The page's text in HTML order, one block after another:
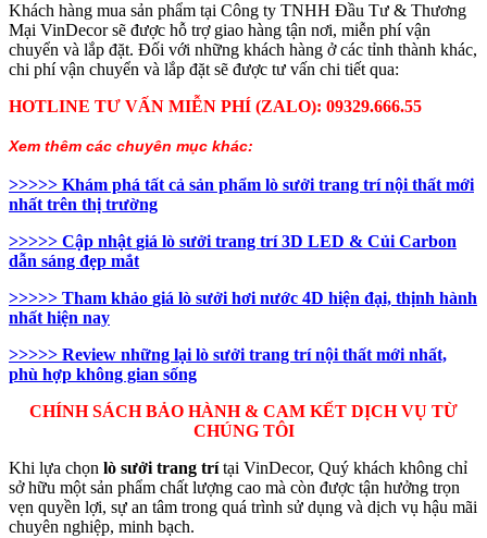
Khách hàng mua sản phẩm tại Công ty TNHH Đầu Tư & Thương
Mại VinDecor sẽ được hỗ trợ giao hàng tận nơi, miễn phí vận
chuyển và lắp đặt. Đối với những khách hàng ở các tỉnh thành khác,
chi phí vận chuyển và lắp đặt sẽ được tư vấn chi tiết qua:
HOTLINE TƯ VẤN MIỄN PHÍ (ZALO): 09329.666.55
Xem thêm các chuyên mục khác:
>>>>> Khám phá tất cả sản phẩm lò sưởi trang trí nội thất mới
nhất trên thị trường
>>>>> Cập nhật giá lò sưởi trang trí 3D LED & Củi Carbon
dẫn sáng đẹp mắt
>>>>> Tham khảo giá lò sưởi hơi nước 4D hiện đại, thịnh hành
nhất hiện nay
>>>>> Review những lại lò sưởi trang trí nội thất mới nhất,
phù hợp không gian sống
CHÍNH SÁCH BẢO HÀNH & CAM KẾT DỊCH VỤ TỪ
CHÚNG TÔI
Khi lựa chọn lò sưởi trang trítại VinDecor, Quý khách không chỉ
sở hữu một sản phẩm chất lượng cao mà còn được tận hưởng trọn
vẹn quyền lợi, sự an tâm trong quá trình sử dụng và dịch vụ hậu mãi
chuyên nghiệp, minh bạch.